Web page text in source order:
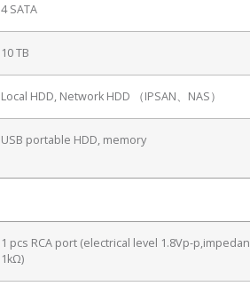
4 SATA
10 TB
Local HDD, Network HDD （IPSAN、NAS）
USB portable HDD, memory
1 pcs RCA port (electrical level 1.8Vp-
1kΩ)